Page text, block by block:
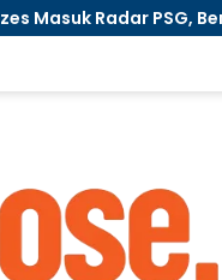
Pecahkan